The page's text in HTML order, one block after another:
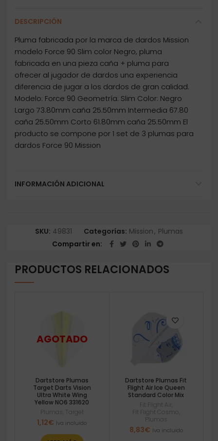
DESCRIPCIÓN
Pluma fabricada por la marca de dardos Mission
modelo Force 90 Slim color Negro, pluma
fabricada en una pieza caña + pluma para
ofrecer al jugador de dardos una experiencia
diferencia de jugar a los dardos de gran calidad.
Modelo: Force 90 Geometría: Slim Color: Negro
Largo 73.80mm caña 25.50mm Intermedia 67.80
caña 25.50mm Corto 61.80mm caña 25.50mm El
producto se compone por 1 set de 3 plumas para
dardos Force 90 Mission
INFORMACIÓN ADICIONAL
SKU: 49831 Categorías: Mission, Plumas
Compartir en
PRODUCTOS RELACIONADOS
Dartstore Plumas
Target Darts Vision
Ultra White Wing
Yellow NO6 331620
Plumas Target
1,12€ Iva incluido
Dartstore Plumas Fit
Flight Air Ice Queen
Standard Color Mix
Fit Flight Air
Fit Flight Cosmo
Plumas
8,83€ Iva incluido